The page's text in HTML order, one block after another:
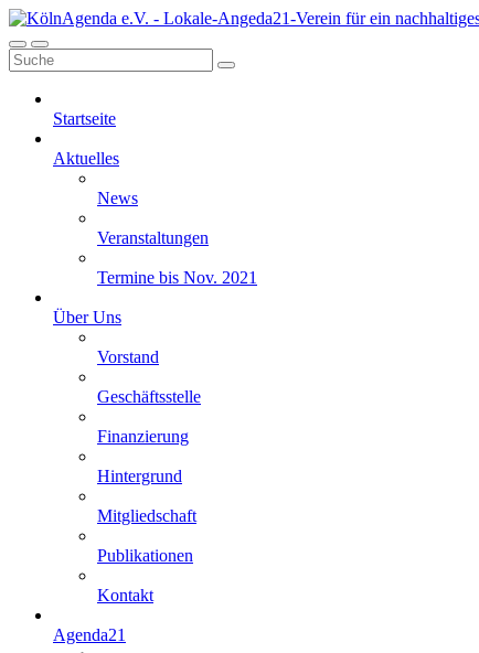
Startseite
Aktuelles
News
Veranstaltungen
Termine bis Nov. 2021
Über Uns
Vorstand
Geschäftsstelle
Finanzierung
Hintergrund
Mitgliedschaft
Publikationen
Kontakt
Agenda21